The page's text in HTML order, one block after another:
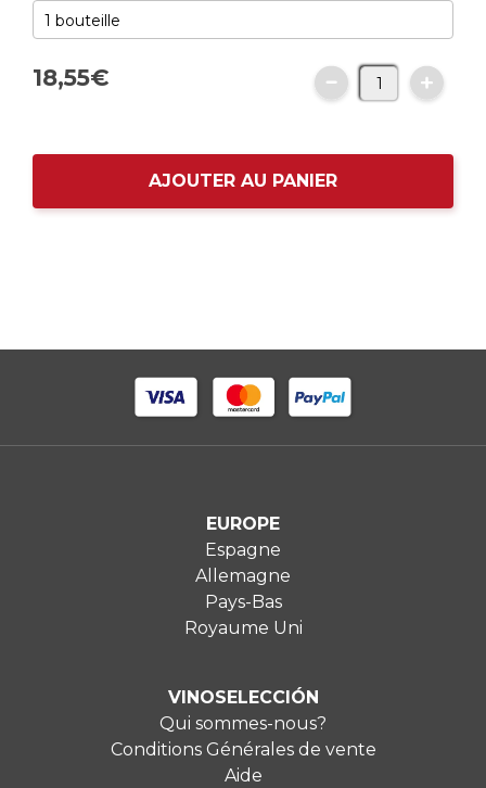
18,55€
AJOUTER AU PANIER
EUROPE
Espagne
Allemagne
Pays-Bas
Royaume Uni
VINOSELECCIÓN
Qui sommes-nous?
Conditions Générales de vente
Aide